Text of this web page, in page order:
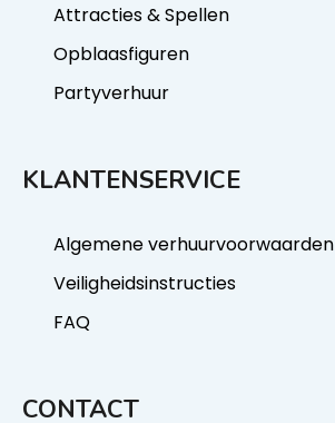
Attracties & Spellen
Opblaasfiguren
Partyverhuur
KLANTENSERVICE
Algemene verhuurvoorwaarden
Veiligheidsinstructies
FAQ
CONTACT